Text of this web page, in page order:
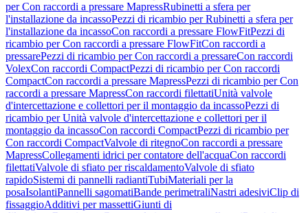
per Con raccordi a pressare MapressRubinetti a sfera per
l'installazione da incassoPezzi di ricambio per Rubinetti a sfera per
l'installazione da incassoCon raccordi a pressare FlowFitPezzi di
ricambio per Con raccordi a pressare FlowFitCon raccordi a
pressarePezzi di ricambio per Con raccordi a pressareCon raccordi
VolexCon raccordi CompactPezzi di ricambio per Con raccordi
CompactCon raccordi a pressare MapressPezzi di ricambio per Con
raccordi a pressare MapressCon raccordi filettatiUnità valvole
d'intercettazione e collettori per il montaggio da incassoPezzi di
ricambio per Unità valvole d'intercettazione e collettori per il
montaggio da incassoCon raccordi CompactPezzi di ricambio per
Con raccordi CompactValvole di ritegnoCon raccordi a pressare
MapressCollegamenti idrici per contatore dell'acquaCon raccordi
filettatiValvole di sfiato per riscaldamentoValvole di sfiato
rapidoSistemi di pannelli radiantiTubiMateriali per la
posaIsolantiPannelli sagomatiBande perimetraliNastri adesiviClip di
fissaggioAdditivi per massettiGiunti di